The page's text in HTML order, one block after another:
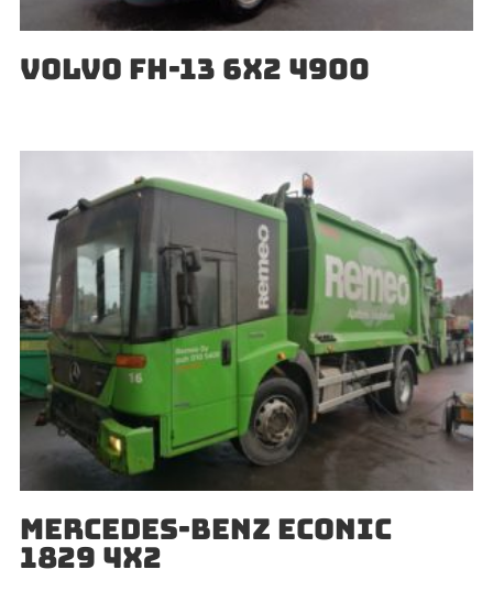
VOLVO FH-13 6X2 4900
MERCEDES-BENZ ECONIC
1829 4X2